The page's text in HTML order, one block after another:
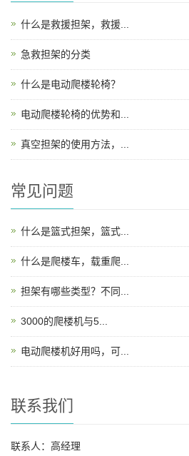
什么是救援担架，救援...
急救担架的分类
什么是电动爬楼轮椅？
电动爬楼轮椅的优势和...
真空担架的使用方法，...
常见问题
什么是篮式担架，篮式...
什么是爬楼车，载重爬...
担架有哪些类型？不同...
3000的爬楼机与5...
电动爬楼机好用吗，可...
联系我们
联系人：高经理